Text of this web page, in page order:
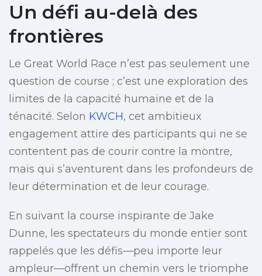
Un défi au-delà des
frontières
Le Great World Race n’est pas seulement une
question de course ; c’est une exploration des
limites de la capacité humaine et de la
ténacité. Selon KWCH, cet ambitieux
engagement attire des participants qui ne se
contentent pas de courir contre la montre,
mais qui s’aventurent dans les profondeurs de
leur détermination et de leur courage.
En suivant la course inspirante de Jake
Dunne, les spectateurs du monde entier sont
rappelés que les défis—peu importe leur
ampleur—offrent un chemin vers le triomphe